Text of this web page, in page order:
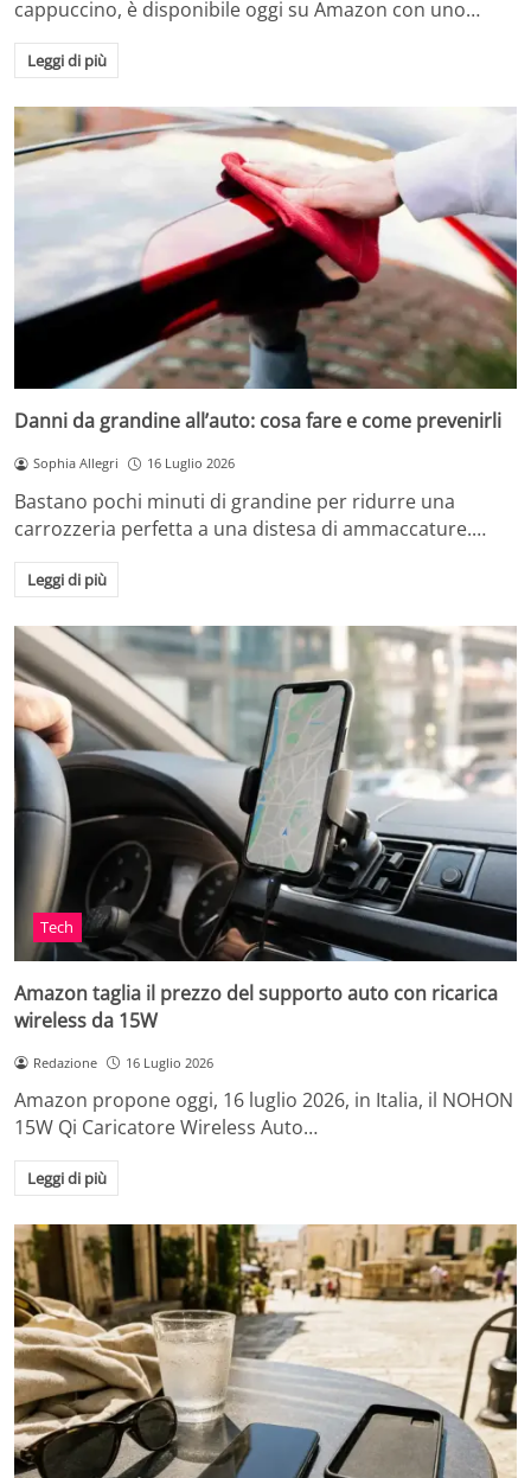
cappuccino, è disponibile oggi su Amazon con uno…
Leggi di più
Danni da grandine all’auto: cosa fare e come prevenirli
Sophia Allegri 16 Luglio 2026
Bastano pochi minuti di grandine per ridurre una
carrozzeria perfetta a una distesa di ammaccature.…
Leggi di più
Tech
Amazon taglia il prezzo del supporto auto con ricarica
wireless da 15W
Redazione 16 Luglio 2026
Amazon propone oggi, 16 luglio 2026, in Italia, il NOHON
15W Qi Caricatore Wireless Auto…
Leggi di più